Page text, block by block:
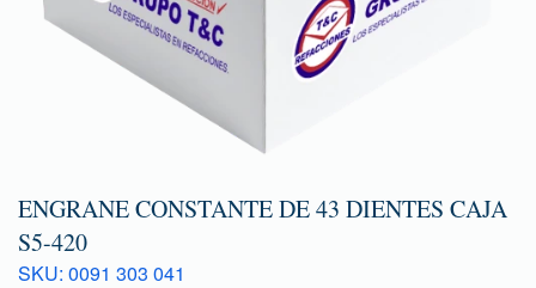
ENGRANE CONSTANTE DE 43 DIENTES CAJA
S5-420
SKU: 0091 303 041